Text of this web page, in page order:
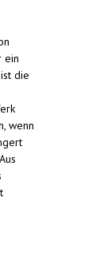
ein
die
wenn